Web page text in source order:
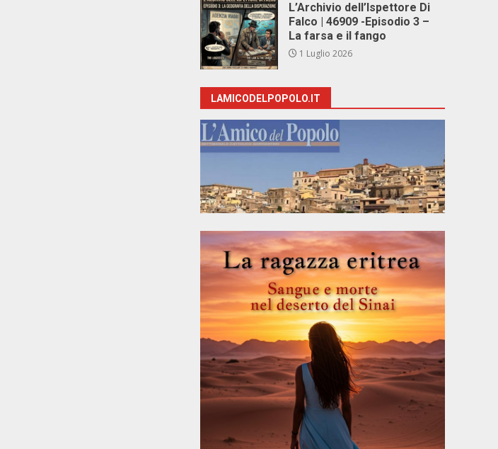
L’Archivio dell’Ispettore Di
Falco | 46909 -Episodio 3 –
La farsa e il fango
1 Luglio 2026
LAMICODELPOPOLO.IT